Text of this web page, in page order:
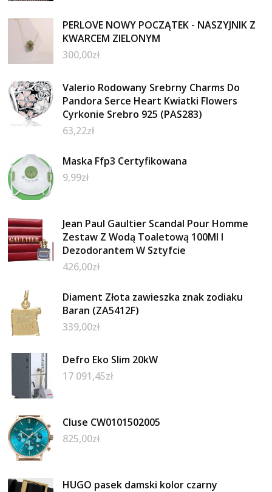
PERLOVE NOWY POCZĄTEK - NASZYJNIK Z
KWARCEM ZIELONYM
300,00zł
Valerio Rodowany Srebrny Charms Do
Pandora Serce Heart Kwiatki Flowers
Cyrkonie Srebro 925 (PAS283)
63,22zł
Maska Ffp3 Certyfikowana
9,99zł
Jean Paul Gaultier Scandal Pour Homme
Zestaw Z Wodą Toaletową 100Ml I
Dezodorantem W Sztyfcie
426,00zł
Diament Złota zawieszka znak zodiaku
Baran (ZA5412F)
339,00zł
Defro Eko Slim 20kW
17 091,45zł
Cluse CW0101502005
825,00zł
HUGO pasek damski kolor czarny